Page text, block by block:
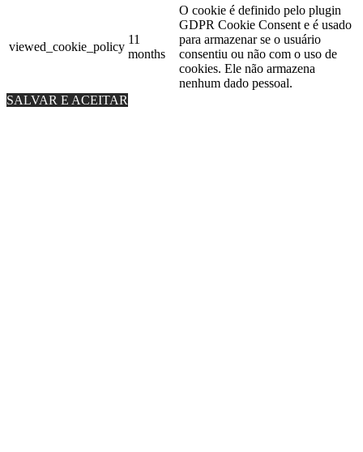
viewed_cookie_policy
11
months
O cookie é definido pelo plugin
GDPR Cookie Consent e é usado
para armazenar se o usuário
consentiu ou não com o uso de
cookies. Ele não armazena
nenhum dado pessoal.
SALVAR E ACEITAR